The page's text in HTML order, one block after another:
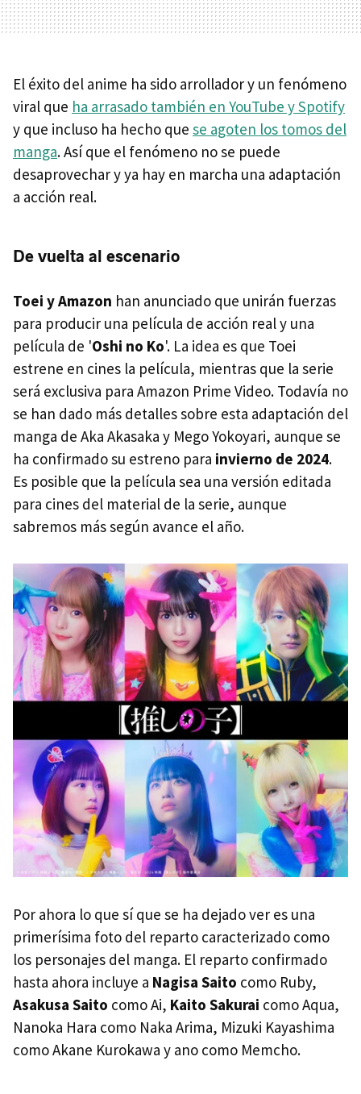
El éxito del anime ha sido arrollador y un fenómeno
viral que ha arrasado también en YouTube y Spotify
y que incluso ha hecho que se agoten los tomos del
manga. Así que el fenómeno no se puede
desaprovechar y ya hay en marcha una adaptación
a acción real.
De vuelta al escenario
Toei y Amazon han anunciado que unirán fuerzas
para producir una película de acción real y una
película de 'Oshi no Ko'. La idea es que Toei
estrene en cines la película, mientras que la serie
será exclusiva para Amazon Prime Video. Todavía no
se han dado más detalles sobre esta adaptación del
manga de Aka Akasaka y Mego Yokoyari, aunque se
ha confirmado su estreno para invierno de 2024.
Es posible que la película sea una versión editada
para cines del material de la serie, aunque
sabremos más según avance el año.
Por ahora lo que sí que se ha dejado ver es una
primerísima foto del reparto caracterizado como
los personajes del manga. El reparto confirmado
hasta ahora incluye a Nagisa Saito como Ruby,
Asakusa Saito como Ai, Kaito Sakurai como Aqua,
Nanoka Hara como Naka Arima, Mizuki Kayashima
como Akane Kurokawa y ano como Memcho.